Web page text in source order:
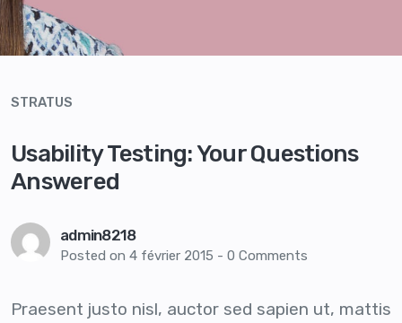
STRATUS
Usability Testing: Your Questions
Answered
admin8218
Posted on 4 février 2015 - 0 Comments
Praesent justo nisl, auctor sed sapien ut, mattis